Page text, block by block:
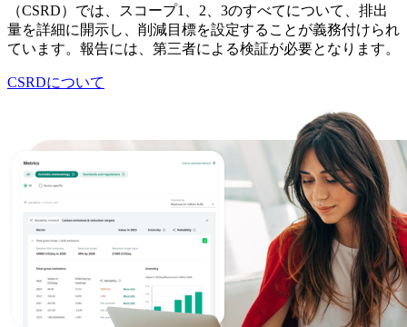
（CSRD）では、スコープ1、2、3のすべてについて、排出
量を詳細に開示し、削減目標を設定することが義務付けられ
ています。報告には、第三者による検証が必要となります。
CSRDについて